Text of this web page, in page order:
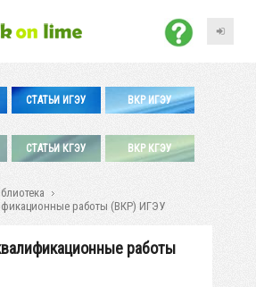
СТАТЬИ ИГЭУ ВКР ИГЭУ
СТАТЬИ КГЭУ ВКР КГЭУ
работы (ВКР) ИГЭУ
работы